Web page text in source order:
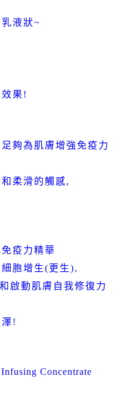
液狀~
果 !
夠為肌膚增強免疫力
柔滑的觸感,
疫力精華
胞增生( 更生),
和啟動肌膚自我修復力
!
Concentrate